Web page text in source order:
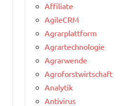
Affiliate
AgileCRM
Agrarplattform
Agrartechnologie
Agrarwende
Agroforstwirtschaft
Analytik
Antivirus